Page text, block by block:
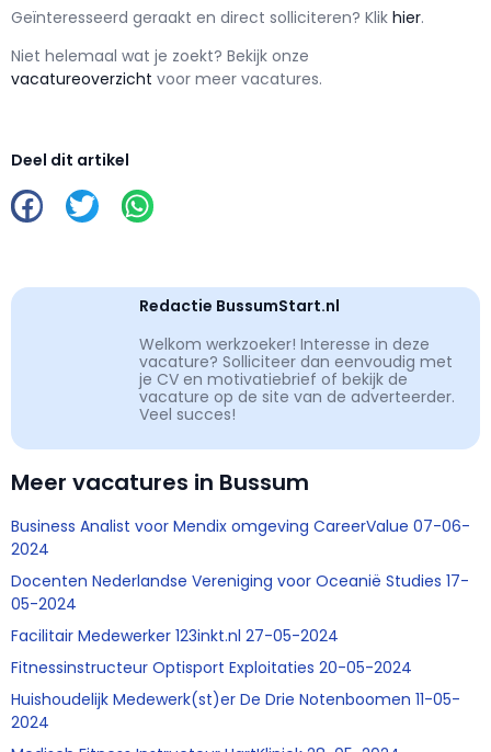
Geïnteresseerd geraakt en direct solliciteren? Klik hier.
Niet helemaal wat je zoekt? Bekijk onze
vacatureoverzicht voor meer vacatures.
Deel dit artikel
Redactie BussumStart.nl
Welkom werkzoeker! Interesse in deze
vacature? Solliciteer dan eenvoudig met
je CV en motivatiebrief of bekijk de
vacature op de site van de adverteerder.
Veel succes!
Meer vacatures in Bussum
Business Analist voor Mendix omgeving CareerValue 07-06-
2024
Docenten Nederlandse Vereniging voor Oceanië Studies 17-
05-2024
Facilitair Medewerker 123inkt.nl 27-05-2024
Fitnessinstructeur Optisport Exploitaties 20-05-2024
Huishoudelijk Medewerk(st)er De Drie Notenboomen 11-05-
2024